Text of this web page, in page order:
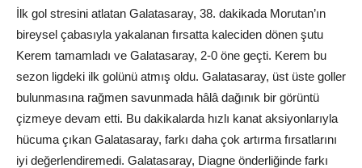
İlk gol stresini atlatan Galatasaray, 38. dakikada Morutan’ın
bireysel çabasıyla yakalanan fırsatta kaleciden dönen şutu
Kerem tamamladı ve Galatasaray, 2-0 öne geçti. Kerem bu
sezon ligdeki ilk golünü atmış oldu. Galatasaray, üst üste goller
bulunmasına rağmen savunmada hâlâ dağınık bir görüntü
çizmeye devam etti. Bu dakikalarda hızlı kanat aksiyonlarıyla
hücuma çıkan Galatasaray, farkı daha çok artırma fırsatlarını
iyi değerlendiremedi. Galatasaray, Diagne önderliğinde farkı